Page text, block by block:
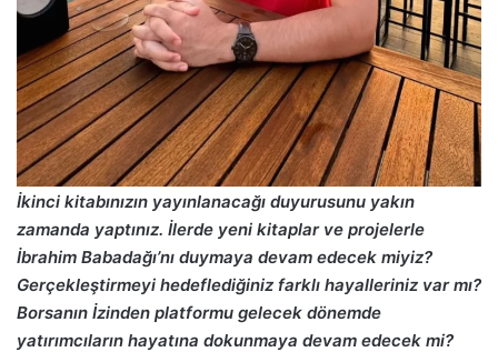
İkinci kitabınızın yayınlanacağı duyurusunu yakın
zamanda yaptınız. İlerde yeni kitaplar ve projelerle
İbrahim Babadağı’nı duymaya devam edecek miyiz?
Gerçekleştirmeyi hedeflediğiniz farklı hayalleriniz var mı?
Borsanın İzinden platformu gelecek dönemde
yatırımcıların hayatına dokunmaya devam edecek mi?